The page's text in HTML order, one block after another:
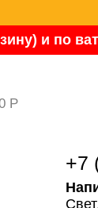
и по
Р
+7